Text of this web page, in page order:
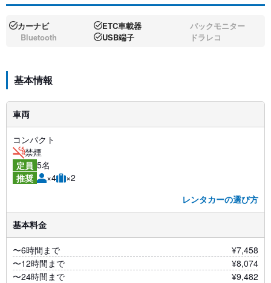
カーナビ ETC車載器
バックモニター
Bluetooth
USB端子 ドラレコ
基本情報
車両
コンパクト
禁煙
定員 5名
推奨
×4
×2
レンタカーの選び方
基本料金
〜6時間まで
¥7,458
〜12時間まで
¥8,074
〜24時間まで
¥9,482